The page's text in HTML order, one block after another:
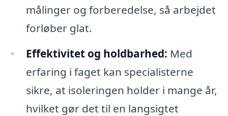
målinger og forberedelse, så arbejdet
forløber glat.
Effektivitet og holdbarhed: Med
erfaring i faget kan specialisterne
sikre, at isoleringen holder i mange år,
hvilket gør det til en langsigtet